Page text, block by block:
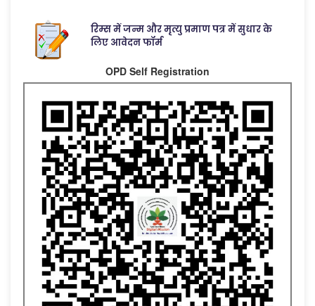
रिम्स में जन्म और मृत्यु प्रमाण पत्र में सुधार के
लिए आवेदन फॉर्म
OPD Self Registration